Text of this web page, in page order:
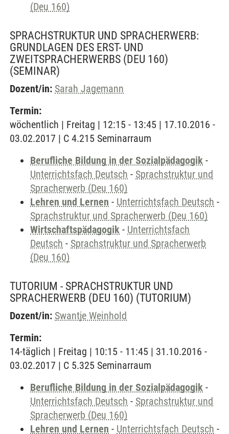
(Deu 160)
SPRACHSTRUKTUR UND SPRACHERWERB:
GRUNDLAGEN DES ERST- UND
ZWEITSPRACHERWERBS (DEU 160)
(SEMINAR)
Dozent/in: Sarah Jagemann
Termin:
wöchentlich | Freitag | 12:15 - 13:45 | 17.10.2016 -
03.02.2017 | C 4.215 Seminarraum
Berufliche Bildung in der Sozialpädagogik -
Unterrichtsfach Deutsch - Sprachstruktur und
Spracherwerb (Deu 160)
Lehren und Lernen - Unterrichtsfach Deutsch -
Sprachstruktur und Spracherwerb (Deu 160)
Wirtschaftspädagogik - Unterrichtsfach
Deutsch - Sprachstruktur und Spracherwerb
(Deu 160)
TUTORIUM - SPRACHSTRUKTUR UND
SPRACHERWERB (DEU 160) (TUTORIUM)
Dozent/in: Swantje Weinhold
Termin:
14-täglich | Freitag | 10:15 - 11:45 | 31.10.2016 -
03.02.2017 | C 5.325 Seminarraum
Berufliche Bildung in der Sozialpädagogik -
Unterrichtsfach Deutsch - Sprachstruktur und
Spracherwerb (Deu 160)
Lehren und Lernen - Unterrichtsfach Deutsch -